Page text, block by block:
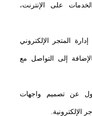
على الإنترنت،
المتجر الإلكتروني
إلى التواصل مع
عن تصميم واجهات
الإلكترونية.